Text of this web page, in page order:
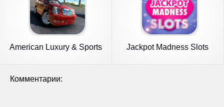
American Luxury & Sports
Jackpot Madness Slots
Комментарии: